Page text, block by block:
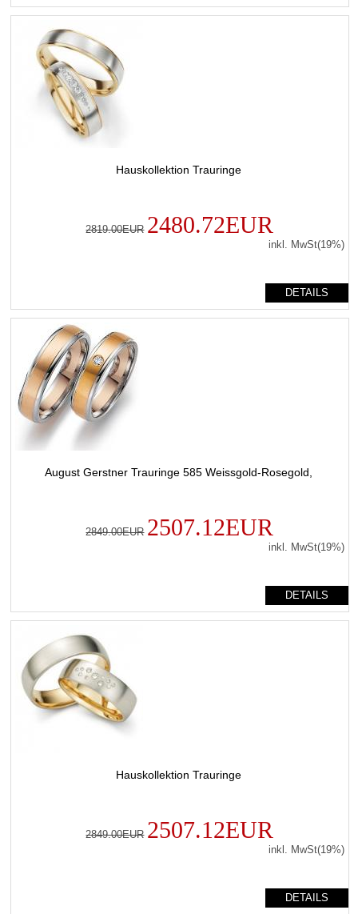
Hauskollektion Trauringe
2819.00EUR 2480.72EUR
inkl. MwSt(19%)
DETAILS
August Gerstner Trauringe 585 Weissgold-Rosegold,
2849.00EUR 2507.12EUR
inkl. MwSt(19%)
DETAILS
Hauskollektion Trauringe
2849.00EUR 2507.12EUR
inkl. MwSt(19%)
DETAILS